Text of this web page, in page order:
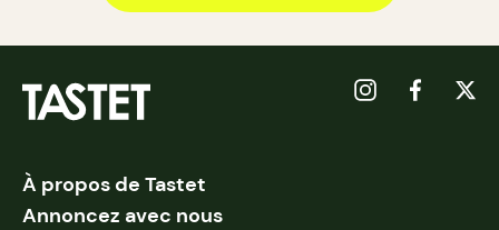
À propos de Tastet
Annoncez avec nous